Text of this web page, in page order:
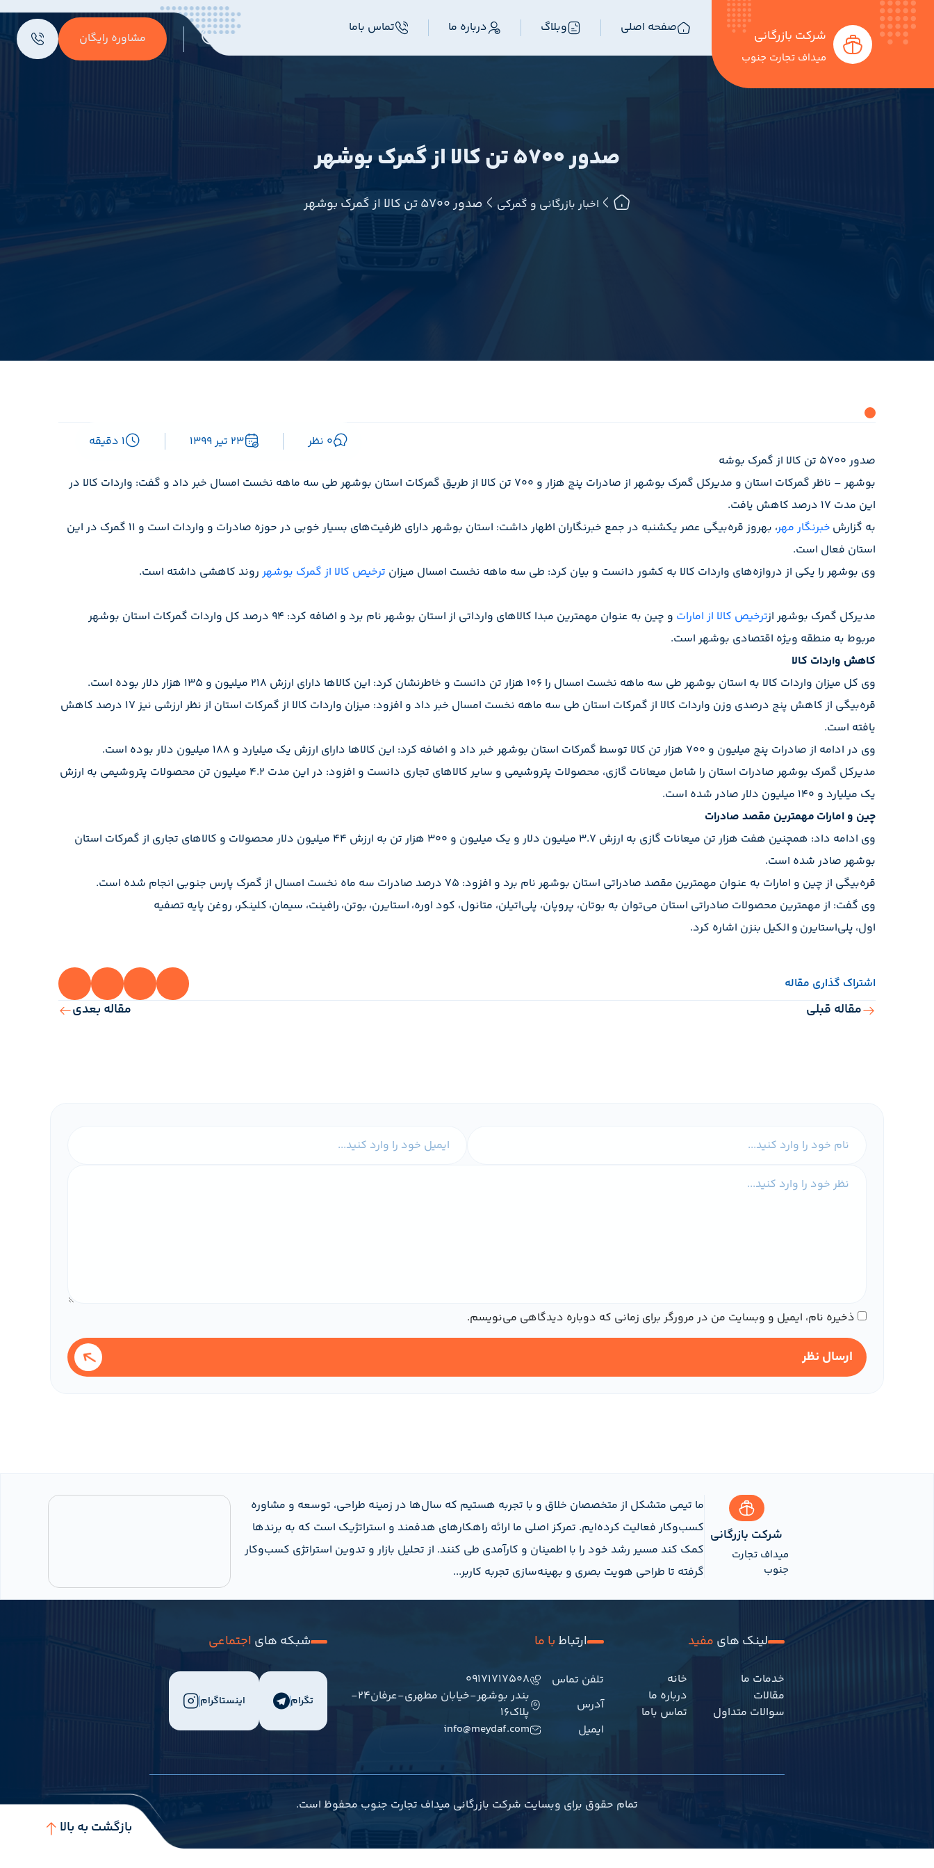
شرکت بازرگانی
میداف تجارت جنوب
صفحه اصلی وبلاگ درباره ما تماس باما
مشاوره رایگان
صدور ۵۷۰۰ تن کالا از گمرک بوشهر
اخبار بازرگانی و گمرکی صدور ۵۷۰۰ تن کالا از گمرک بوشهر
۰ نظر 23 تیر 1399
1 دقیقه
صدور ۵۷۰۰ تن کالا از گمرک بوشه
بوشهر – ناظر گمرکات استان و مدیرکل گمرک بوشهر از صادرات پنج هزار و ۷۰۰ تن کالا از طریق گمرکات استان بوشهر طی سه ماهه نخست امسال خبر داد و گفت: واردات کالا در
این مدت ۱۷ درصد کاهش یافت.
به گزارش خبرنگار مهر
، بهروز قره‌بیگی عصر یکشنبه در جمع خبرنگاران اظهار داشت: استان بوشهر دارای ظرفیت‌های بسیار خوبی در حوزه صادرات و واردات است و ۱۱ گمرک در این
استان فعال است.
وی بوشهر را یکی از دروازه‌های واردات کالا به کشور دانست و بیان کرد: طی سه ماهه نخست امسال میزان ترخیص کالا از گمرک بوشهرروند کاهشی داشته است.
مدیرکل گمرک بوشهر ازترخیص کالا از امارات
و چین به عنوان مهمترین مبدا کالاهای وارداتی از استان بوشهر نام برد و اضافه کرد: ۹۴ درصد کل واردات گمرکات استان بوشهر
مربوط به منطقه ویژه اقتصادی بوشهر است.
کاهش واردات کالا
وی کل میزان واردات کالا به استان بوشهر طی سه ماهه نخست امسال را ۱۰۶ هزار تن دانست و خاطرنشان کرد: این کالاها دارای ارزش ۲۱۸ میلیون و ۱۳۵ هزار دلار بوده است.
قره‌بیگی از کاهش پنج درصدی وزن واردات کالا از گمرکات استان طی سه ماهه نخست امسال خبر داد و افزود: میزان واردات کالا از گمرکات استان از نظر ارزشی نیز ۱۷ درصد کاهش
یافته است.
وی در ادامه از صادرات پنج میلیون و ۷۰۰ هزار تن کالا توسط گمرکات استان بوشهر خبر داد و اضافه کرد: این کالاها دارای ارزش یک میلیارد و ۱۸۸ میلیون دلار بوده است.
مدیرکل گمرک بوشهر صادرات استان را شامل میعانات گازی، محصولات پتروشیمی و سایر کالاهای تجاری دانست و افزود: در این مدت ۴.۲ میلیون تن محصولات پتروشیمی به ارزش
یک میلیارد و ۱۴۰ میلیون دلار صادر شده است.
چین و امارات مهمترین مقصد صادرات
وی ادامه داد: همچنین هفت هزار تن میعانات گازی به ارزش ۳.۷ میلیون دلار و یک میلیون و ۳۰۰ هزار تن به ارزش ۴۴ میلیون دلار محصولات و کالاهای تجاری از گمرکات استان
بوشهر صادر شده است.
قره‌بیگی از چین و امارات به عنوان مهمترین مقصد صادراتی استان بوشهر نام برد و افزود: ۷۵ درصد صادرات سه ماه نخست امسال از گمرک پارس جنوبی انجام شده است.
وی گفت: از مهمترین محصولات صادراتی استان می‌توان به بوتان، پروپان، پلی‌اتیلن، متانول، کود اوره، استایرن، بوتن، رافینت، سیمان، کلینکر، روغن پایه تصفیه
اول، پلی‌استایرن و الکیل بنزن اشاره کرد.
اشتراک گذاری مقاله
مقاله قبلی مقاله بعدی
ذخیره نام، ایمیل و وبسایت من در مرورگر برای زمانی که دوباره دیدگاهی می‌نویسم.
ارسال نظر
شرکت بازرگانی
میداف تجارت
جنوب
ما تیمی متشکل از متخصصان خلاق و با تجربه هستیم که سال‌ها در زمینه طراحی، توسعه و مشاوره
کسب‌وکار فعالیت کرده‌ایم. تمرکز اصلی ما ارائه راهکارهای هدفمند و استراتژیک است که به برندها
کمک کند مسیر رشد خود را با اطمینان و کارآمدی طی کنند. از تحلیل بازار و تدوین استراتژی کسب‌وکار
گرفته تا طراحی هویت بصری و بهینه‌سازی تجربه کاربر...
لینک های مفید
خدمات ما
خانه
مقالات
درباره ما
سوالات متداول
تماس باما
ارتباط با ما
تلفن تماس
09171717508
آدرس
بندر بوشهر-خیابان مطهری-عرفان24-
پلاک16
ایمیل
info@meydaf.com
شبکه های اجتماعی
تگرام اینستاگرام
تمام حقوق برای وبسایت شرکت بازرگانی میداف تجارت جنوب محفوظ است.
بازگشت به بالا